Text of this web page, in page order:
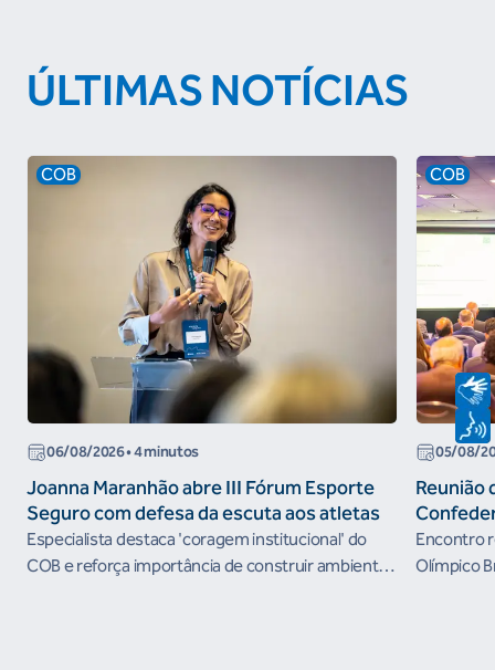
ÚLTIMAS NOTÍCIAS
COB
06/08/2026• 4 minutos
Joanna Maranhão abre III Fórum Esporte
Seguro com defesa da escuta aos atletas
Especialista destaca 'coragem institucional' do
COB e reforça importância de construir ambientes
COB
05/08/
Reunião
the
Encontro
Olímpico